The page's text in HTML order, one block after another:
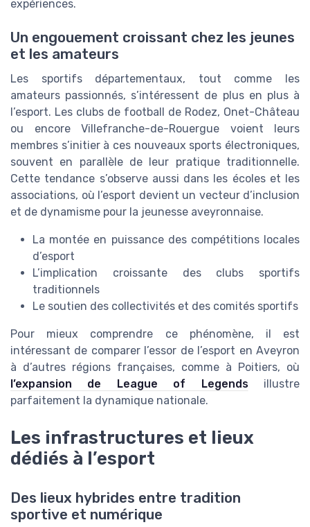
expériences.
Un engouement croissant chez les jeunes
et les amateurs
Les sportifs départementaux, tout comme les
amateurs passionnés, s’intéressent de plus en plus à
l’esport. Les clubs de football de Rodez, Onet-Château
ou encore Villefranche-de-Rouergue voient leurs
membres s’initier à ces nouveaux sports électroniques,
souvent en parallèle de leur pratique traditionnelle.
Cette tendance s’observe aussi dans les écoles et les
associations, où l’esport devient un vecteur d’inclusion
et de dynamisme pour la jeunesse aveyronnaise.
La montée en puissance des compétitions locales
d’esport
L’implication croissante des clubs sportifs
traditionnels
Le soutien des collectivités et des comités sportifs
Pour mieux comprendre ce phénomène, il est
intéressant de comparer l’essor de l’esport en Aveyron
à d’autres régions françaises, comme à Poitiers, où
l’expansion de League of Legendsillustre
parfaitement la dynamique nationale.
Les infrastructures et lieux
dédiés à l’esport
Des lieux hybrides entre tradition
sportive et numérique